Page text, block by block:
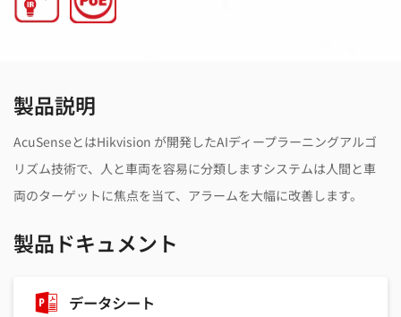
製品説明
AcuSenseとはHikvision が開発したAIディープラーニングアルゴ
リズム技術で、人と車両を容易に分類しますシステムは人間と車
両のターゲットに焦点を当て、アラームを大幅に改善します。
製品ドキュメント
データシート